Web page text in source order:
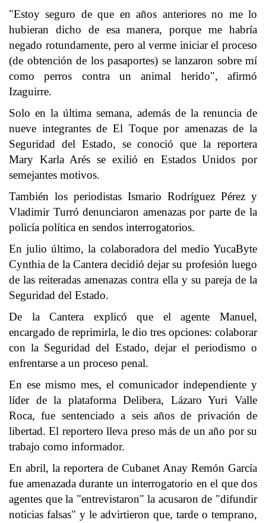
"Estoy seguro de que en años anteriores no me lo
hubieran dicho de esa manera, porque me habría
negado rotundamente, pero al verme iniciar el proceso
(de obtención de los pasaportes) se lanzaron sobre mí
como perros contra un animal herido", afirmó
Izaguirre.
Solo en la última semana, además de la renuncia de
nueve integrantes de El Toque por amenazas de la
Seguridad del Estado, se conoció que la reportera
Mary Karla Arés se exilió en Estados Unidos por
semejantes motivos.
También los periodistas Ismario Rodríguez Pérez y
Vladimir Turró denunciaron amenazas por parte de la
policía política en sendos interrogatorios.
En julio último, la colaboradora del medio YucaByte
Cynthia de la Cantera decidió dejar su profesión luego
de las reiteradas amenazas contra ella y su pareja de la
Seguridad del Estado.
De la Cantera explicó que el agente Manuel,
encargado de reprimirla, le dio tres opciones: colaborar
con la Seguridad del Estado, dejar el periodismo o
enfrentarse a un proceso penal.
En ese mismo mes, el comunicador independiente y
líder de la plataforma Delibera, Lázaro Yuri Valle
Roca, fue sentenciado a seis años de privación de
libertad. El reportero lleva preso más de un año por su
trabajo como informador.
En abril, la reportera de Cubanet Anay Remón García
fue amenazada durante un interrogatorio en el que dos
agentes que la "entrevistaron" la acusaron de "difundir
noticias falsas" y le advirtieron que, tarde o temprano,